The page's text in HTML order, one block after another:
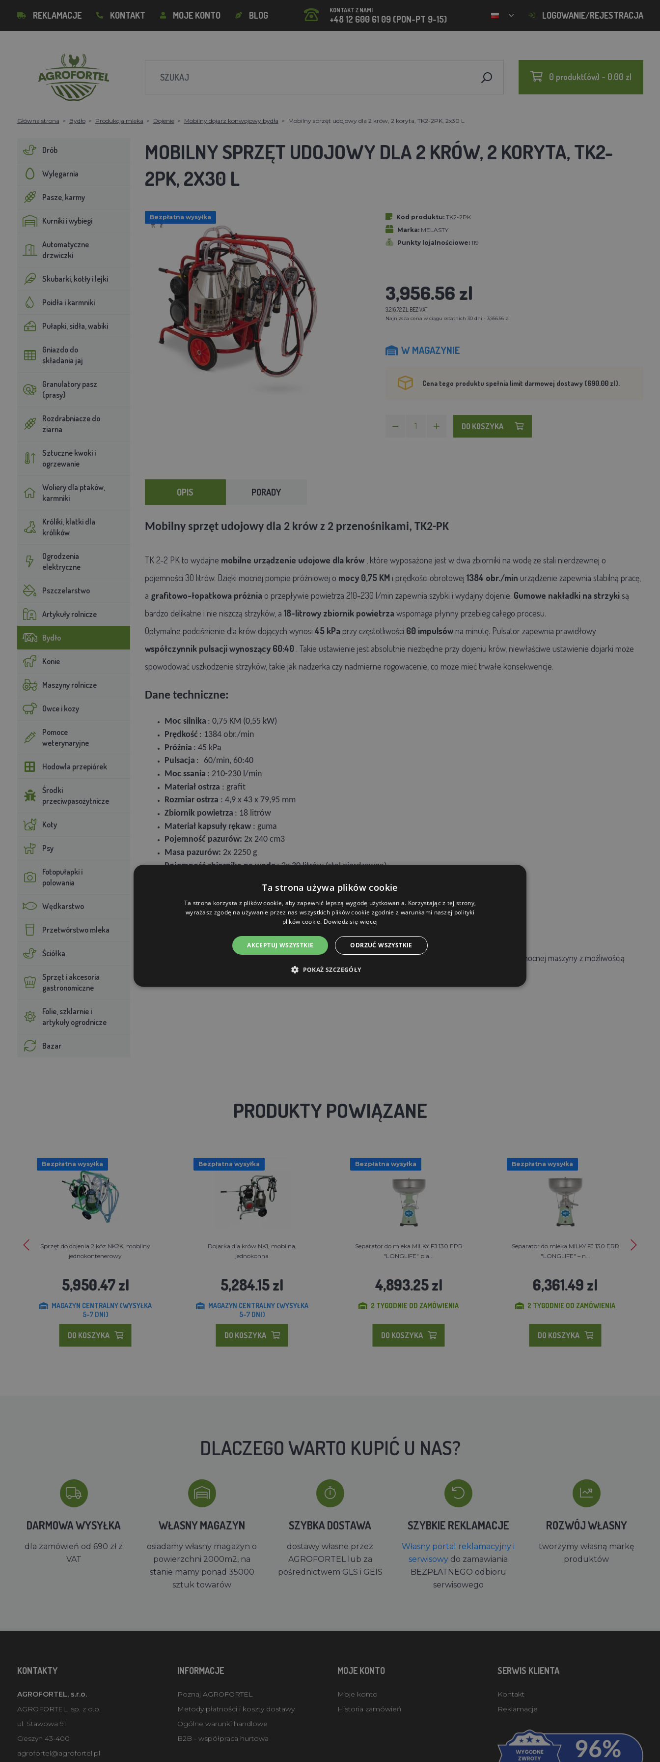
REKLAMACJE KONTAKT MOJE KONTO BLOG KONTAKT Z NAMI
+48 12 600 61 09 (PON-PT 9-15) LOGOWANIE/REJESTRACJA
0 produkt(ów) - 0.00 zl
Główna strona Bydło Produkcja mleka Dojenie Mobilny dojarz konwojowy bydła Mobilny sprzęt udojowy dla 2 krów, 2 koryta, TK2-2PK, 2x30 L
Drób
Wylęgarnia
Pasze, karmy
Kurniki i wybiegi
Automatyczne
drzwiczki
Skubarki, kotły i lejki
Poidła i karmniki
Pułapki, sidła, wabiki
Gniazdo do
składania jaj
Granulatory pasz
(prasy)
Rozdrabniacze do
ziarna
Sztuczne kwoki i
ogrzewanie
Woliery dla ptaków,
karmniki
Króliki, klatki dla
królików
Ogrodzenia
elektryczne
Pszczelarstwo
Artykuły rolnicze
Bydło
Konie
Maszyny rolnicze
Owce i kozy
Pomoce
weterynaryjne
Hodowla przepiórek
Środki
przeciwpasożytnicze
Koty
Psy
Fotopułapki i
polowania
Wędkarstwo
Przetwórstwo mleka
Ściółka
Sprzęt i akcesoria
gastronomiczne
Folie, szklarnie i
artykuły ogrodnicze
Bazar
MOBILNY SPRZĘT UDOJOWY DLA 2 KRÓW, 2 KORYTA, TK2-
2PK, 2X30 L
Bezpłatna wysyłka Kod produktu: TK2-2PK
Marka: MELASTY
Punkty lojalnościowe: 119
3,956.56 zl
3,216.72 ZL BEZ VAT
Najniższa cena w ciągu ostatnich 30 dni - 3,956.56 zl
W MAGAZYNIE
Cena tego produktu spełnia limit darmowej dostawy (690.00 zl).
DO KOSZYKA
OPIS PORADY
Mobilny sprzęt udojowy dla 2 krów z 2 przenośnikami, TK2-PK
TK 2-2 PK to wydajne mobilne urządzenie udojowe dla krów, które wyposażone jest w dwa zbiorniki na wodę ze stali nierdzewnej o
pojemności 30 litrów. Dzięki mocnej pompie próżniowej o mocy 0,75 KMi prędkości obrotowej 1384 obr./min urządzenie zapewnia stabilną pracę,
a grafitowo-łopatkowa próżniao przepływie powietrza 210-230 l/min zapewnia szybki i wydajny dojenie. Gumowe nakładki na strzykisą
bardzo delikatne i nie niszczą strzyków, a 18-litrowy zbiornik powietrza wspomaga płynny przebieg całego procesu.
Optymalne podciśnienie dla krów dojących wynosi 45 kPaprzy częstotliwości 60 impulsówna minutę. Pulsator zapewnia prawidłowy
współczynnik pulsacji wynoszący 60:40. Takie ustawienie jest absolutnie niezbędne przy dojeniu krów, niewłaściwe ustawienie dojarki może
spowodować uszkodzenie strzyków, takie jak nadżerka czy nadmierne rogowacenie, co może mieć trwałe konsekwencje.
Dane techniczne:
Moc silnika : 0,75 KM (0,55 kW)
Prędkość : 1384 obr./min
Próżnia : 45 kPa
Pulsacja :
60/min, 60:40
Moc ssania : 210-230 l/min
Materiał ostrza : grafit
Rozmiar ostrza : 4,9 x 43 x 79,95 mm
Zbiornik powietrza : 18 litrów
Materiał kapsuły rękaw: guma
Pojemność pazurów: 2x 240 cm3
Masa pazurów: 2x 2250 g
Pojemność zbiornika na wodę: 2x 30 litrów (stal nierdzewna)
: 2x 2250 mm (ø 14 x 7 mm)
Ten sprzęt udojowy jest idealny dla rolników posiadających większą liczbę krów, którzy potrzebują niezawodnej i mocnej maszyny z możliwością
PRODUKTY POWIĄZANE
Bezpłatna wysyłka
Sprzęt do dojenia 2 kóz NK2K, mobilny
jednokontenerowy
5,950.47 zl
MAGAZYN CENTRALNY (WYSYŁKA
5-7 DNI)
DO KOSZYKA
Bezpłatna wysyłka
Dojarka dla krów NK1, mobilna,
jednokonna
5,284.15 zl
MAGAZYN CENTRALNY (WYSYŁKA
5-7 DNI)
DO KOSZYKA
Bezpłatna wysyłka
Separator do mleka MILKY FJ 130 EPR
"LONGLIFE" pla...
4,893.25 zl
2 TYGODNIE OD ZAMÓWIENIA
DO KOSZYKA
Bezpłatna wysyłka
Separator do mleka MILKY FJ 130 ERR
"LONGLIFE" – n...
6,361.49 zl
2 TYGODNIE OD ZAMÓWIENIA
DO KOSZYKA
DLACZEGO WARTO KUPIĆ U NAS?
DARMOWA WYSYŁKA
dla zamówień od 690 zł z
VAT
WŁASNY MAGAZYN
osiadamy własny magazyn o
powierzchni 2000m2, na
stanie mamy ponad 35000
sztuk towarów
SZYBKA DOSTAWA
dostawy własne przez
AGROFORTEL lub za
pośrednictwem GLS i GEIS
SZYBKIE REKLAMACJE
Własny portal reklamacyjny i
serwisowy do zamawiania
BEZPŁATNEGO odbioru
serwisowego
ROZWÓJ WŁASNY
tworzymy własną markę
produktów
KONTAKTY
AGROFORTEL, s.r.o.
AGROFORTEL, sp. z o.o.
ul. Stawowa 91
Cieszyn 43-400
agrofortel@agrofortel.pl
INFORMACJE
Poznaj AGROFORTEL
Metody płatności i koszty dostawy
Ogólne warunki handlowe
B2B - współpraca hurtowa
MOJE KONTO
Moje konto
Historia zamówień
SERWIS KLIENTA
Kontakt
Reklamacje
Ta strona używa plików cookie
Ta strona korzysta z plików cookie, aby zapewnić lepszą wygodę użytkowania. Korzystając z tej strony,
wyrażasz zgodę na używanie przez nas wszystkich plików cookie zgodnie z warunkami naszej polityki
plików cookie. Dowiedz się więcej
AKCEPTUJ WSZYSTKIE ODRZUĆ WSZYSTKIE
POKAŻ SZCZEGÓŁY